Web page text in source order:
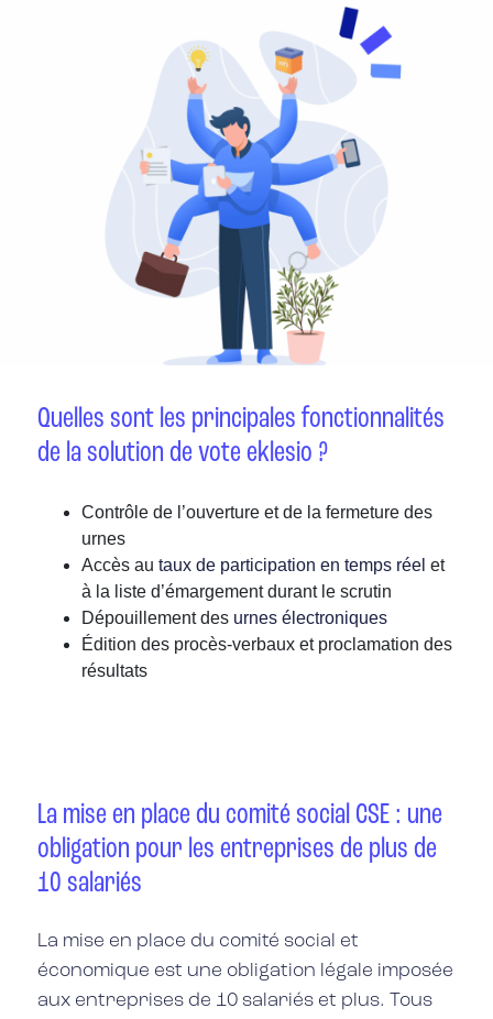
Quelles sont les principales fonctionnalités
de la solution de vote eklesio ?
Contrôle de l’ouverture et de la fermeture des
urnes
Accès au taux de participation en temps réel et
à la liste d’émargement durant le scrutin
Dépouillement des urnes électroniques
Édition des procès-verbaux et proclamation des
résultats
La mise en place du comité social CSE : une
obligation pour les entreprises de plus de
10 salariés
La mise en place du comité social et
économique est une obligation légale imposée
aux entreprises de 10 salariés et plus. Tous